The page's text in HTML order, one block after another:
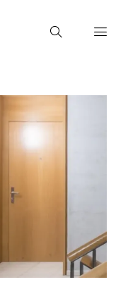
Recherche